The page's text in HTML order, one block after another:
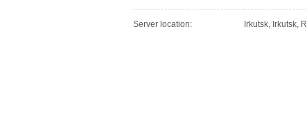
Server location: Irkutsk, Irkutsk,